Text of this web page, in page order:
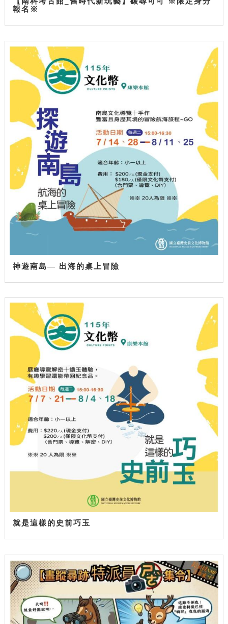
報名※
神遊南島— 出海的桌上冒險
就是這樣的史前巧玉